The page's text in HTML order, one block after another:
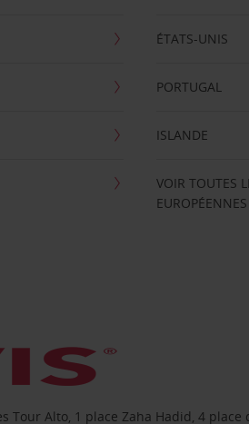
ÉTATS-UNIS
PORTUGAL
ISLANDE
VOIR TOUTES
EUROPÉENNES
Tour Alto, 1 place Zaha Hadid, 4 place